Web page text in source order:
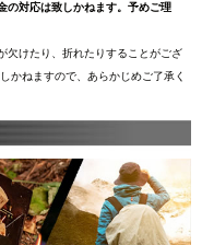
の対応は致しかねます。予めご理
欠けたり、折れたりすることがござ
かねますので、あらかじめご了承く